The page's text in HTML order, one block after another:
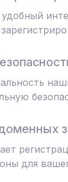
удобный
для